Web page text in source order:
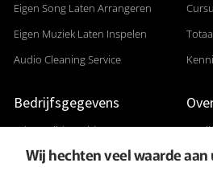
Eigen Song Laten Arrangeren
Eigen Muziek Laten Inspelen
Audio Cleaning Service
Bedrijfsgegevens
Adres: Gildenveld 89
3892 DE Zeewolde
Wij hechten veel waarde